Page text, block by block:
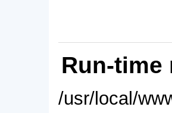
Run-time
/usr/local/